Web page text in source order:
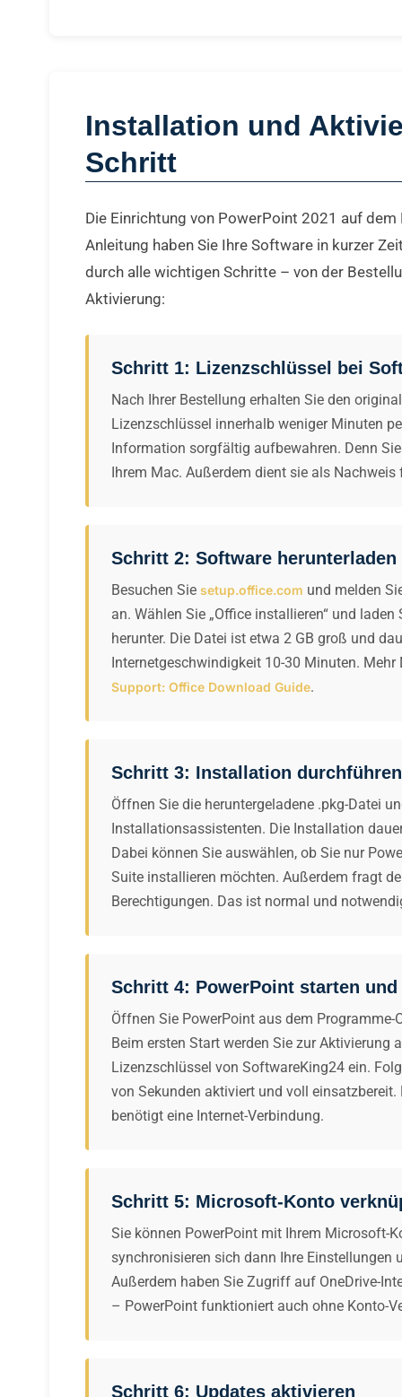
Installation und
Schritt
Die Einrichtung von PowerPoint 2021 auf
Anleitung haben Sie Ihre Software in kurzer
durch alle wichtigen Schritte – von der
Aktivierung:
Schritt 1: Lizenzschlüssel bei
Nach Ihrer Bestellung erhalten Sie den
Lizenzschlüssel innerhalb weniger Minuten
Information sorgfältig aufbewahren. Denn
Ihrem Mac. Außerdem dient sie als
Schritt 2: Software herunterladen
Besuchen Sie setup.office.com und melden
an. Wählen Sie „Office installieren“ und
herunter. Die Datei ist etwa 2 GB groß und
Internetgeschwindigkeit 10-30 Minuten.
Support: Office Download Guide.
Schritt 3: Installation durchführen
Öffnen Sie die heruntergeladene .pkg-Datei
Installationsassistenten. Die Installation
Dabei können Sie auswählen, ob Sie nur
Suite installieren möchten. Außerdem fragt
Berechtigungen. Das ist normal und
Schritt 4: PowerPoint starten
Öffnen Sie PowerPoint aus dem Programme-
Beim ersten Start werden Sie zur Aktivierung
Lizenzschlüssel von SoftwareKing24 ein.
von Sekunden aktiviert und voll
benötigt eine Internet-Verbindung.
Schritt 5: Microsoft-Konto
Sie können PowerPoint mit Ihrem Microsoft-
synchronisieren sich dann Ihre Einstellungen
Außerdem haben Sie Zugriff auf OneDrive-
– PowerPoint funktioniert auch ohne Konto-
Schritt 6: Updates aktivieren